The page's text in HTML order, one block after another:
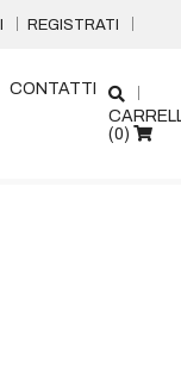
REGISTRATI
CONTATTI
(0)